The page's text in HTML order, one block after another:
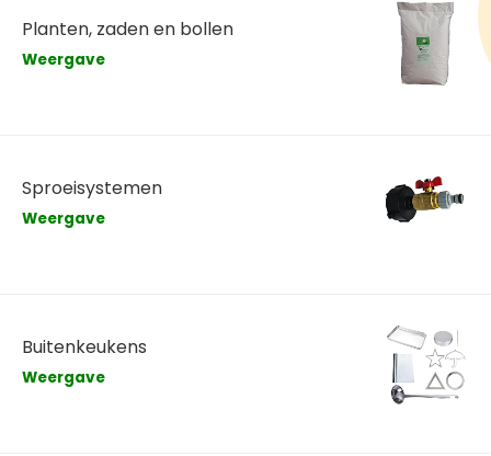
Planten, zaden en bollen
Weergave
Sproeisystemen
Weergave
Buitenkeukens
Weergave